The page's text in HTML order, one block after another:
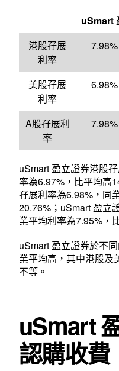
uSmart
港股孖展
利率
7.98%
美股孖展
利率
6.98%
A股孖展利
率
7.98%
uSmart 盈立證券港股
率為6.97%，比平均高
孖展利率為6.98%，同
20.76%；uSmart 盈立
業平均利率為7.95%，
uSmart 盈立證券於不
業平均高，其中港股及
不等。
uSmart
認購收費